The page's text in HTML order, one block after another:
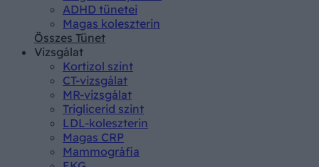
ADHD tünetei
Magas koleszterin
Összes Tünet
Vizsgálat
Kortizol szint
CT-vizsgálat
MR-vizsgálat
Triglicerid szint
LDL-koleszterin
Magas CRP
Mammográfia